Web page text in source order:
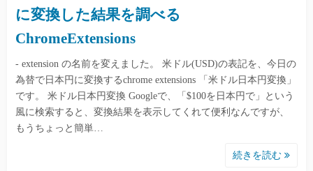
に変換した結果を調べる
ChromeExtensions
- extension の名前を変えました。 米ドル(USD)の表記を、今日の
為替で日本円に変換するchrome extensions 「米ドル日本円変換」
です。 米ドル日本円変換 Googleで、「$100を日本円で」という
風に検索すると、変換結果を表示してくれて便利なんですが、
もうちょっと簡単…
続きを読む